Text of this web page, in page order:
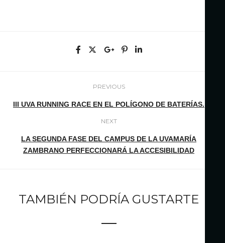
PREVIOUS
III UVA RUNNING RACE EN EL POLÍGONO DE BATERÍAS.
NEXT
LA SEGUNDA FASE DEL CAMPUS DE LA UVAMARÍA
ZAMBRANO PERFECCIONARÁ LA ACCESIBILIDAD
TAMBIÉN PODRÍA GUSTARTE